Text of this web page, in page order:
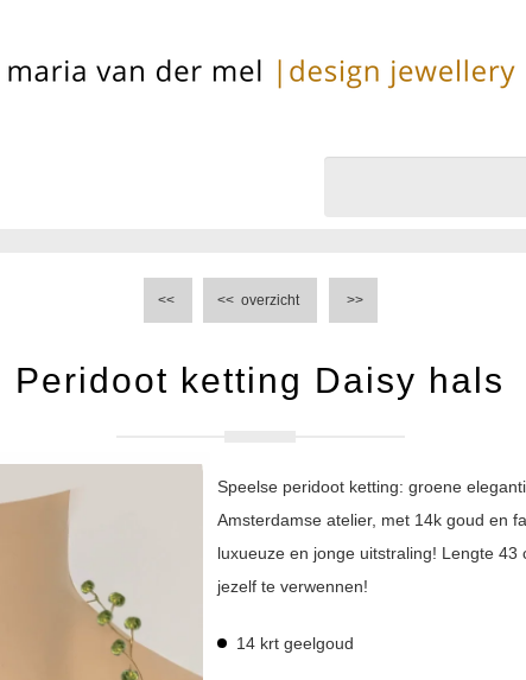
<< << overzicht >>
Peridoot ketting Daisy hals
Speelse peridoot ketting: groene
Amsterdamse atelier, met 14k goud en
luxueuze en jonge uitstraling! Lengte 43
jezelf te verwennen!
14 krt geelgoud